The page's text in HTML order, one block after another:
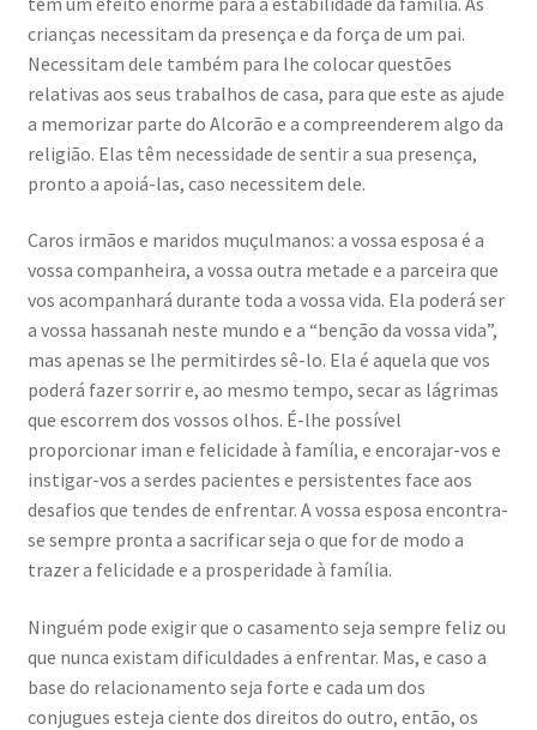
crianças necessitam da presença e da força de um pai.
Necessitam dele também para lhe colocar questões
relativas aos seus trabalhos de casa, para que este as ajude
a memorizar parte do Alcorão e a compreenderem algo da
religião. Elas têm necessidade de sentir a sua presença,
pronto a apoiá-las, caso necessitem dele.
Caros irmãos e maridos muçulmanos: a vossa esposa é a
vossa companheira, a vossa outra metade e a parceira que
vos acompanhará durante toda a vossa vida. Ela poderá ser
a vossa hassanah neste mundo e a “benção da vossa vida”,
mas apenas se lhe permitirdes sê-lo. Ela é aquela que vos
poderá fazer sorrir e, ao mesmo tempo, secar as lágrimas
que escorrem dos vossos olhos. É-lhe possível
proporcionar iman e felicidade à família, e encorajar-vos e
instigar-vos a serdes pacientes e persistentes face aos
desafios que tendes de enfrentar. A vossa esposa encontra-
se sempre pronta a sacrificar seja o que for de modo a
trazer a felicidade e a prosperidade à família.
Ninguém pode exigir que o casamento seja sempre feliz ou
que nunca existam dificuldades a enfrentar. Mas, e caso a
base do relacionamento seja forte e cada um dos
conjugues esteja ciente dos direitos do outro, então, os